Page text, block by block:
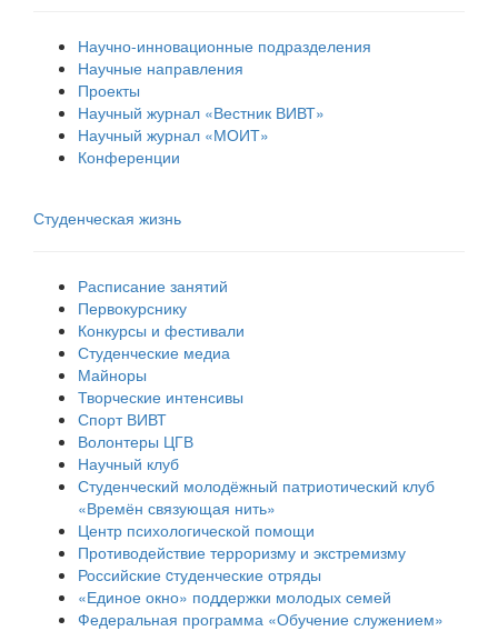
Научно-инновационные подразделения
Научные направления
Проекты
Научный журнал «Вестник ВИВТ»
Научный журнал «МОИТ»
Конференции
Студенческая жизнь
Расписание занятий
Первокурснику
Конкурсы и фестивали
Студенческие медиа
Майноры
Творческие интенсивы
Спорт ВИВТ
Волонтеры ЦГВ
Научный клуб
Студенческий молодёжный патриотический клуб
«Времён связующая нить»
Центр психологической помощи
Противодействие терроризму и экстремизму
Российские cтуденческие отряды
«Единое окно» поддержки молодых семей
Федеральная программа «Обучение служением»